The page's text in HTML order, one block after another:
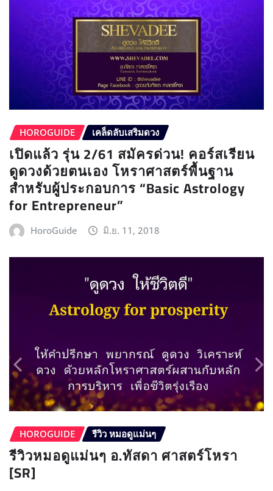
HOROGUIDE เคล็ดลับเสริมดวง
เปิดแล้ว รุ่น 2/61 สมัครด่วน! คอร์สเรียน
ดูดวงด้วยตนเอง โหราศาสตร์พื้นฐาน
สำหรับผู้ประกอบการ “Basic Astrology
for Entrepreneur”
HoroGuide มิ.ย. 11, 2018
HOROGUIDE รีวิว หมอดูแม่นๆ
รีวิวหมอดูแม่นๆ อ.ทัสดา ศาสตร์โหรา
[SR]